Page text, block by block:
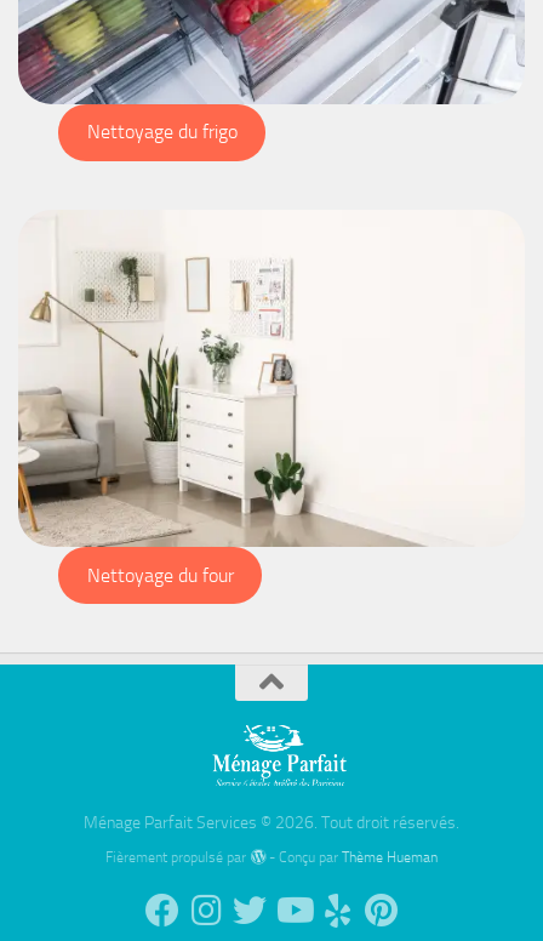
Nettoyage du frigo
Nettoyage du four
Ménage Parfait Services © 2026. Tout droit réservés.
Fièrement propulsé par - Conçu par Thème Hueman